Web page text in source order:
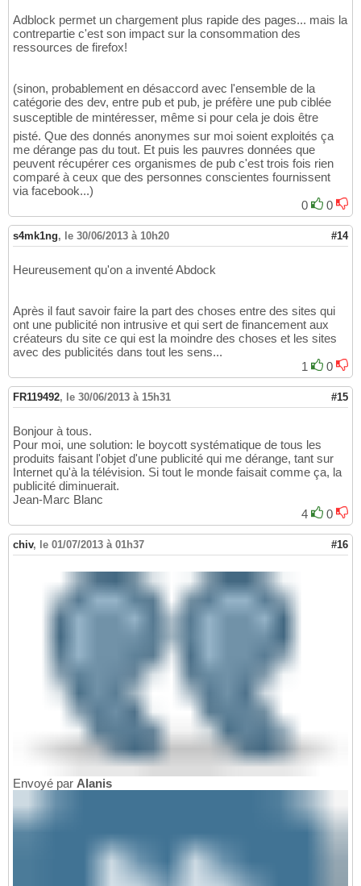
Adblock permet un chargement plus rapide des pages... mais la
contrepartie c'est son impact sur la consommation des
ressources de firefox!
(sinon, probablement en désaccord avec l'ensemble de la
catégorie des dev, entre pub et pub, je préfère une pub ciblée
susceptible de mintéresser, même si pour cela je dois être
pisté. Que des donnés anonymes sur moi soient exploités ça
me dérange pas du tout. Et puis les pauvres données que
peuvent récupérer ces organismes de pub c'est trois fois rien
comparé à ceux que des personnes conscientes fournissent
via facebook...)
0
0
s4mk1ng, le 30/06/2013 à 10h20 #14
Heureusement qu'on a inventé Abdock
Après il faut savoir faire la part des choses entre des sites qui
ont une publicité non intrusive et qui sert de financement aux
créateurs du site ce qui est la moindre des choses et les sites
avec des publicités dans tout les sens...
1
0
FR119492, le 30/06/2013 à 15h31 #15
Bonjour à tous.
Pour moi, une solution: le boycott systématique de tous les
produits faisant l'objet d'une publicité qui me dérange, tant sur
Internet qu'à la télévision. Si tout le monde faisait comme ça, la
publicité diminuerait.
Jean-Marc Blanc
4
0
chiv, le 01/07/2013 à 01h37 #16
Envoyé par Alanis